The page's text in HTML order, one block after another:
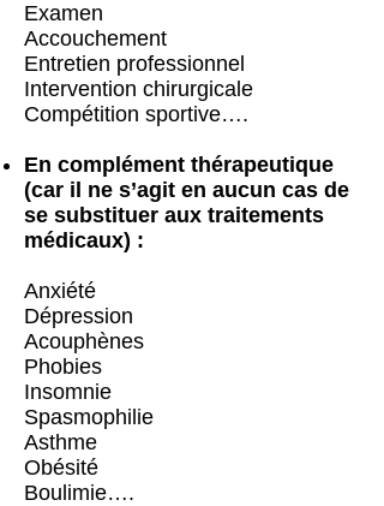
Examen
Accouchement
Entretien professionnel
Intervention chirurgicale
Compétition sportive….
En complément thérapeutique
(car il ne s’agit en aucun cas de
se substituer aux traitements
médicaux) :
Anxiété
Dépression
Acouphènes
Phobies
Insomnie
Spasmophilie
Asthme
Obésité
Boulimie….